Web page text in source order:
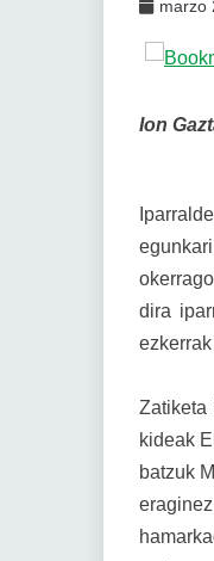
marzo
Ion
dira
Zatiketa
kideak
batzuk